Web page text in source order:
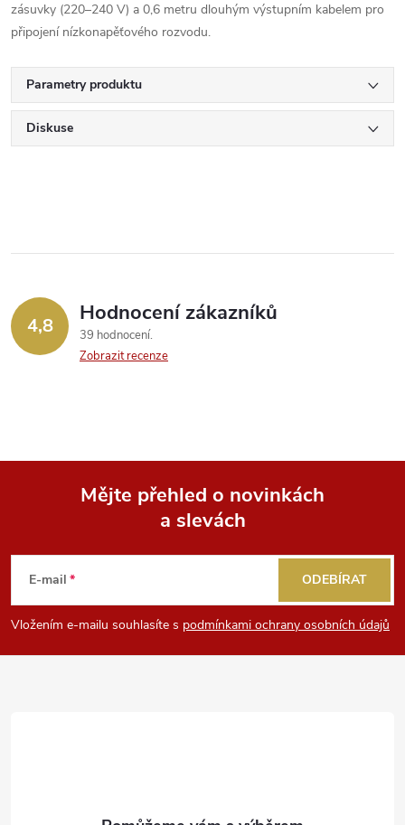
zásuvky (220–240 V) a 0,6 metru dlouhým výstupním kabelem pro
připojení nízkonapěťového rozvodu.
Parametry produktu
Diskuse
4,8 Hodnocení zákazníků
39 hodnocení
Zobrazit recenze
p
a
Mějte přehled o novinkách
a slevách
E-mail
Vložením e-mailu souhlasíte s podmínkami ochrany osobních údajů
ODEBÍRAT